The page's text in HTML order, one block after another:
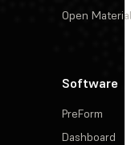
Open
Software
PreForm
Dashboard